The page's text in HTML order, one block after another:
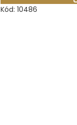
Kód: 10486